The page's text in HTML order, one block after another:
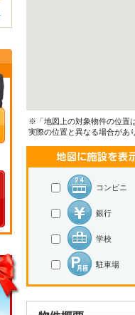
※「地図上の対象物件の位置
実際の位置と異なる場合があ
コンビニ
銀行
学校
駐車場